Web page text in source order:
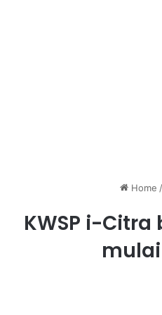
Home /
KWSP i-